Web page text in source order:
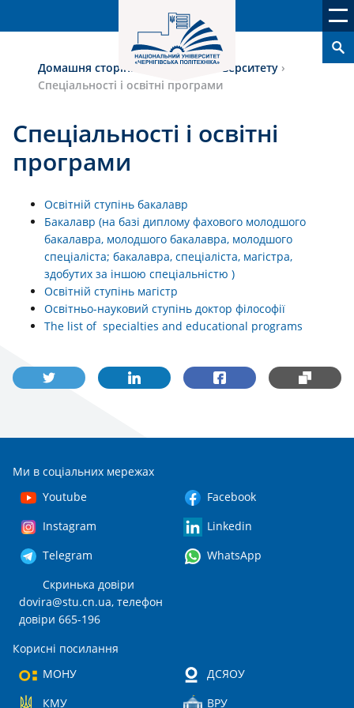
Домашня сторінка›Вступ до університету ›
Спеціальності і освітні програми
Спеціальності і освітні
програми
Освітній ступінь бакалавр
Бакалавр (на базі диплому фахового молодшого
бакалавра, молодшого бакалавра, молодшого
спеціаліста; бакалавра, спеціаліста, магістра,
здобутих за іншою спеціальністю )
Освітній ступінь магістр
Освітньо-науковий ступінь доктор філософії
The list of specialties and educational programs
Ми в соціальних мережах
Youtube
Facebook
Instagram
Linkedin
Telegram
WhatsApp
Скринька довіри
dovira@stu.cn.ua, телефон
довіри 665-196
Корисні посилання
МОНУ
ДСЯОУ
КМУ
ВРУ